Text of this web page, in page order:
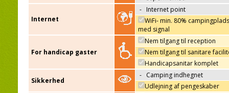
Internet
- Internet point
WiFi- min. 80%
med signal
For handicap gaster
Nem tilgang til reception
Nem tilgang til sanitare
Handicapsanitar komplet
Sikkerhed
- Camping indhegnet
Udlejning af pengeskaber